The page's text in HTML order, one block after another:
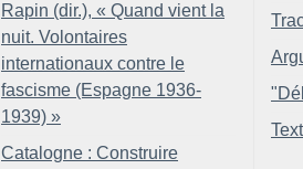
Rapin (dir.), « Quand vient la
nuit. Volontaires
internationaux contre le
fascisme (Espagne 1936-
1939) »
Catalogne : Construire